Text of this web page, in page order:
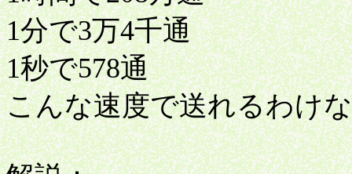
1分で3万4千通
1秒で578通
こんな速度で送れるわけ